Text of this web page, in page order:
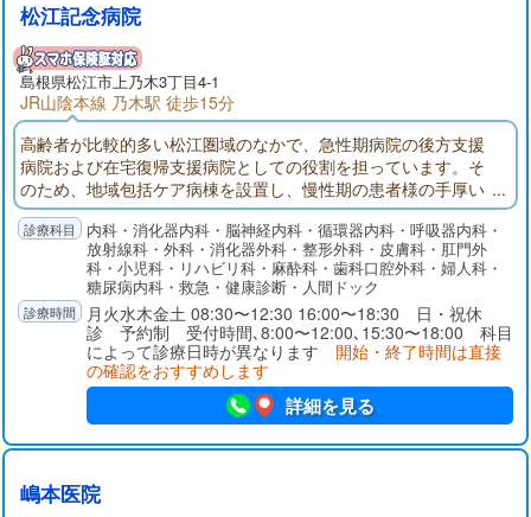
松江記念病院
島根県松江市上乃木3丁目4-1
JR山陰本線 乃木駅 徒歩15分
高齢者が比較的多い松江圏域のなかで、急性期病院の後方支援
病院および在宅復帰支援病院としての役割を担っています。そ
のため、地域包括ケア病棟を設置し、慢性期の患者様の手厚い
リハビリテーションを行っています。また、終活緩和ケア委員
会の設置、対象患者様の定期的なラウンド等、終末期医療(end o
f life care)に注力しています。
内科・消化器内科・脳神経内科・循環器内科・呼吸器内科・
放射線科・外科・消化器外科・整形外科・皮膚科・肛門外
科・小児科・リハビリ科・麻酔科・歯科口腔外科・婦人科・
糖尿病内科・救急・健康診断・人間ドック
月火水木金土 08:30〜12:30 16:00〜18:30 日・祝休
診 予約制 受付時間､8:00〜12:00､15:30〜18:00 科目
によって診療日時が異なります 開始・終了時間は直接
の確認をおすすめします
詳細を見る
嶋本医院